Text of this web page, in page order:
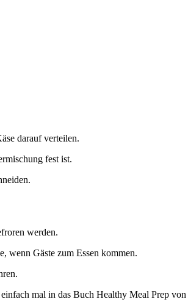
darauf verteilen.
fest ist.
werden.
wenn Gäste zum Essen kommen.
mal in das Buch Healthy Meal Prep von